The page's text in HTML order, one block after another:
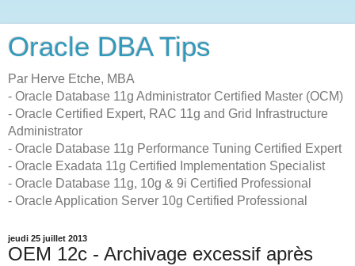
Oracle DBA Tips
Par Herve Etche, MBA
- Oracle Database 11g Administrator Certified Master (OCM)
- Oracle Certified Expert, RAC 11g and Grid Infrastructure
Administrator
- Oracle Database 11g Performance Tuning Certified Expert
- Oracle Exadata 11g Certified Implementation Specialist
- Oracle Database 11g, 10g & 9i Certified Professional
- Oracle Application Server 10g Certified Professional
jeudi 25 juillet 2013
OEM 12c - Archivage excessif après